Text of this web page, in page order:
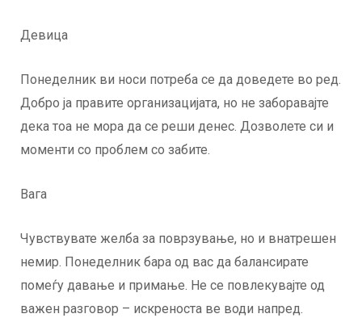
Девица
Понеделник ви носи потреба се да доведете во ред.
Добро ја правите организацијата, но не заборавајте
дека тоа не мора да се реши денес. Дозволете си и
моменти со проблем со забите.
Вага
Чувствувате желба за поврзување, но и внатрешен
немир. Понеделник бара од вас да балансирате
помеѓу давање и примање. Не се повлекувајте од
важен разговор – искреноста ве води напред.